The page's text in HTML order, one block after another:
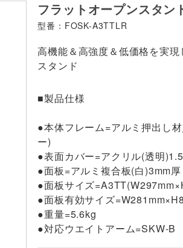
フラットオープンスタン
型番：FOSK-A3TTLR
高機能＆高強度＆低価格を実
スタンド
■製品仕様
●本体フレーム=アルミ押出し
ー)
●表面カバー=アクリル(透明
●面板=アルミ複合板(白)3mm厚
●面板サイズ
●面板有効サイズ
●重量=5.6kg
●対応ウエイトアーム=SKW-B